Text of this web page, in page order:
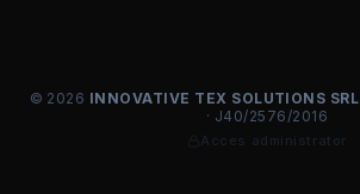
© 2026 INNOVATIVE TEX SOLUTIONS SRL
· J40/2576/2016
Acces administrator